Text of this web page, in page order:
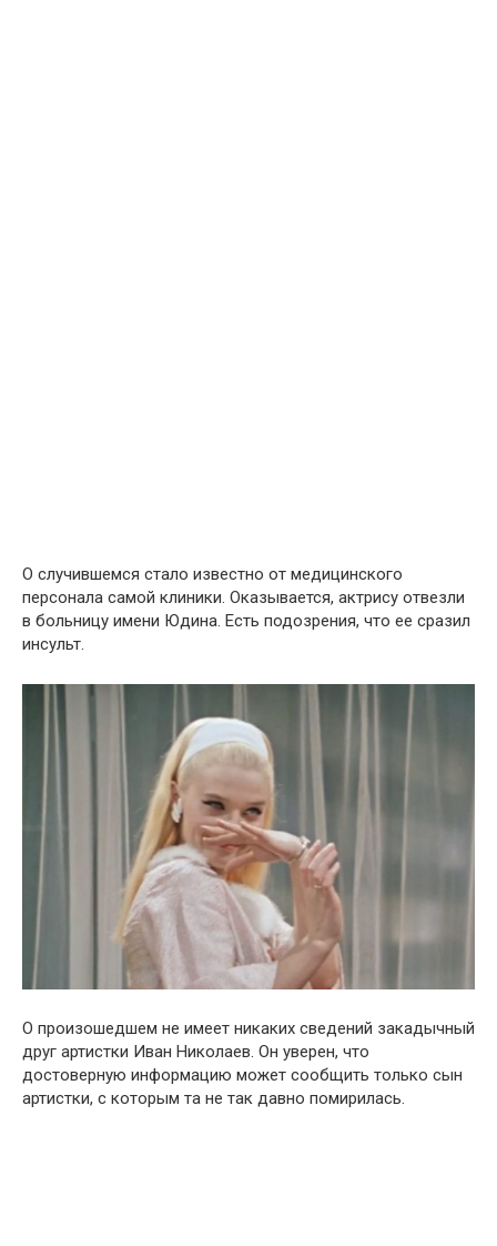
О случившемся стало известно от медицинского
персонала самой клиники. Оказывается, актрису отвезли
в больницу имени Юдина. Есть подозрения, что ее сразил
инсульт.
О произошедшем не имеет никаких сведений закадычный
друг артистки Иван Николаев. Он уверен, что
достоверную информацию может сообщить только сын
артистки, с которым та не так давно помирилась.